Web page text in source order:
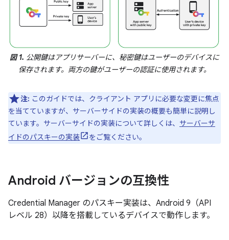
図 1. 公開鍵はアプリサーバーに、秘密鍵はユーザーのデバイスに
保存されます。両方の鍵がユーザーの認証に使用されます。
注: このガイドでは、クライアント アプリに必要な変更に焦点
を当てていますが、サーバーサイドの実装の概要も簡単に説明し
ています。サーバーサイドの実装について詳しくは、 サーバーサ
イドのパスキーの実装
をご覧ください。
Android バージョンの互換性
Credential Manager のパスキー実装は、Android 9（API
レベル 28）以降を搭載しているデバイスで動作します。